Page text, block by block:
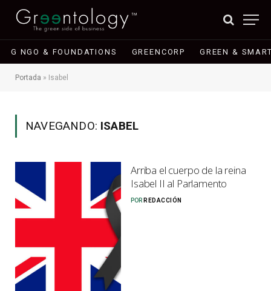
G NGO & FOUNDATIONS GREENCORP GREEN &
Portada » Isabel
NAVEGANDO: ISABEL
Arriba el cuerpo de la reina
Isabel II al Parlamento
POR REDACCIÓN